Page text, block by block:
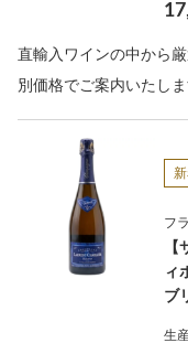
直輸入ワインの中から
別価格でご案内いたしま
フ
ィ
ブ
生